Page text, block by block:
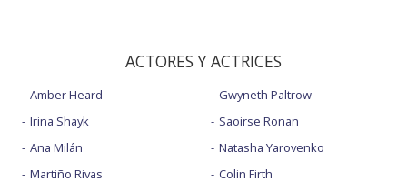
ACTORES Y ACTRICES
Amber Heard
Irina Shayk
Ana Milán
Martiño Rivas
Gwyneth Paltrow
Saoirse Ronan
Natasha Yarovenko
Colin Firth